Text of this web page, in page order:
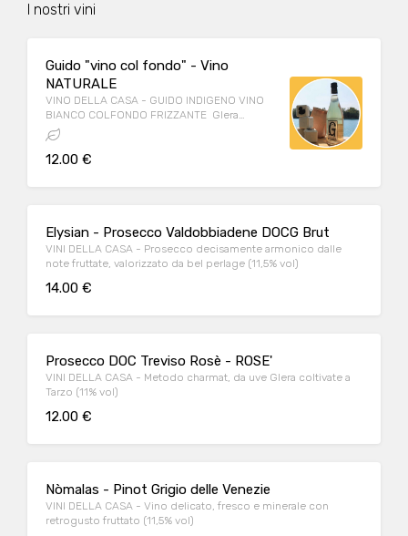
I nostri vini
Guido "vino col fondo" - Vino
NATURALE
VINO DELLA CASA - GUIDO INDIGENO VINO
BIANCO COLFONDO FRIZZANTE Glera
rifermentato in bottiglia, da lieviti indigeni,
prodotto a Guia di Valdobbiadene - (10,5%
vol)
12.00 €
Elysian - Prosecco Valdobbiadene DOCG Brut
VINI DELLA CASA - Prosecco decisamente armonico dalle
note fruttate, valorizzato da bel perlage (11,5% vol)
14.00 €
Prosecco DOC Treviso Rosè - ROSE'
VINI DELLA CASA - Metodo charmat, da uve Glera coltivate a
Tarzo (11% vol)
12.00 €
Nòmalas - Pinot Grigio delle Venezie
VINI DELLA CASA - Vino delicato, fresco e minerale con
retrogusto fruttato (11,5% vol)